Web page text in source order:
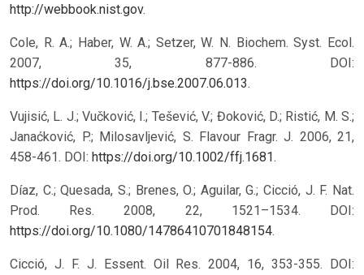
http://webbook.nist.gov.
Cole, R. A.; Haber, W. A.; Setzer, W. N. Biochem. Syst. Ecol.
2007, 35, 877-886. DOI:
https://doi.org/10.1016/j.bse.2007.06.013.
Vujisić, L. J.; Vučković, I.; Tešević, V.; Đoković, D.; Ristić, M. S.;
Janaćković, P.; Milosavljević, S. Flavour Fragr. J. 2006, 21,
458-461. DOI: https://doi.org/10.1002/ffj.1681.
Díaz, C.; Quesada, S.; Brenes, O.; Aguilar, G.; Cicció, J. F. Nat.
Prod. Res. 2008, 22, 1521–1534. DOI:
https://doi.org/10.1080/14786410701848154.
Cicció, J. F. J. Essent. Oil Res. 2004, 16, 353-355. DOI: